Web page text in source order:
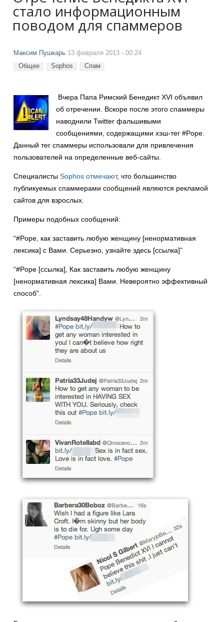
стало информационным
поводом для спаммеров
Максим Пушкарь 13 февраля 2013 - 00:24
Общее Sophos Спам
Вчера Папа Римский Бенедикт XVI объявил
об отречении. Вскоре после этого спаммеры
наводнили Twitter фальшивыми
сообщениями, содержащими хэш-тег #Pope.
Данный тег спаммеры использовали для привлечения
пользователей на определенные веб-сайты.
Специалисты Sophos отмечают, что большинство
публикуемых спаммерами сообщений являются рекламой
сайтов для взрослых.
Примеры подобных сообщений:
“#Pope, как заставить любую женщину [ненормативная
лексика] с Вами. Серьезно, узнайте здесь [ссылка]”
“#Pope [ссылка], Как заставить любую женщину
[ненормативная лексика] Вами. Невероятно эффективный
способ”.